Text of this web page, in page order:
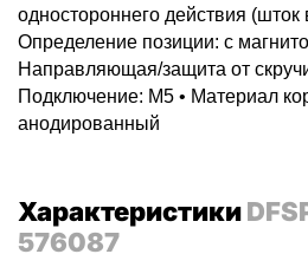
одностороннего действия (шток
Определение позиции: с
Направляющая/защита от
Подключение: M5 • Материал
анодированный
Характеристики
576087